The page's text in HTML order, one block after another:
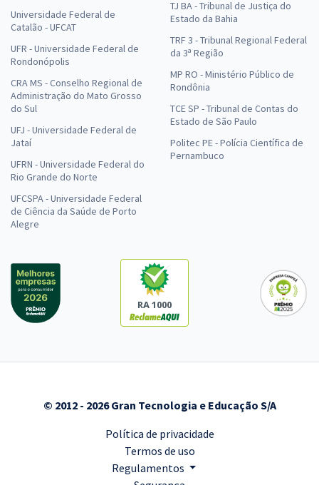
Universidade Federal de
Catalão - UFCAT
UFR - Universidade Federal de
Rondonópolis
CRA MS - Conselho Regional de
Administração do Mato Grosso
do Sul
UFJ - Universidade Federal de
Jataí
UFRN - Universidade Federal do
Rio Grande do Norte
UFCSPA - Universidade Federal
de Ciência da Saúde de Porto
Alegre
TJ BA - Tribunal de Justiça do
Estado da Bahia
TRF 3 - Tribunal Regional Federal
da 3ª Região
MP RO - Ministério Público de
Rondônia
TCE SP - Tribunal de Contas do
Estado de São Paulo
Politec PE - Polícia Científica de
Pernambuco
RA 1000
© 2012 - 2026 Gran Tecnologia e Educação S/A
Política de privacidade
Termos de uso
Regulamentos